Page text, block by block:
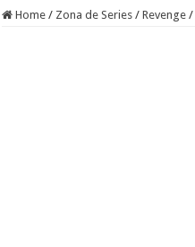
Home / Zona de Series / Revenge /